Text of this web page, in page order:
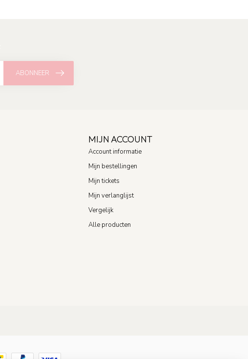
ABONNEER
MIJN ACCOUNT
Account informatie
Mijn bestellingen
Mijn tickets
Mijn verlanglijst
Vergelijk
Alle producten